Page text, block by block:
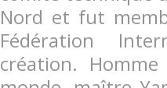
Nord et fut
Fédération
création.